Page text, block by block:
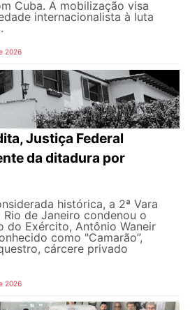
Cuba. A mobilização visa
internacionalista à luta
2026
Justiça Federal
da ditadura por
histórica, a 2ª Vara
Rio de Janeiro condenou o
do Exército, Antônio Waneir
como "Camarão”,
cárcere privado
2026